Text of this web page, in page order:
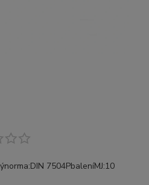
7504PbaleníMJ:10